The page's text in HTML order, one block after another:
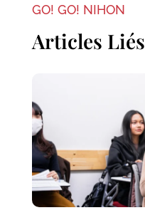
GO! GO! NIHON
Articles Liés